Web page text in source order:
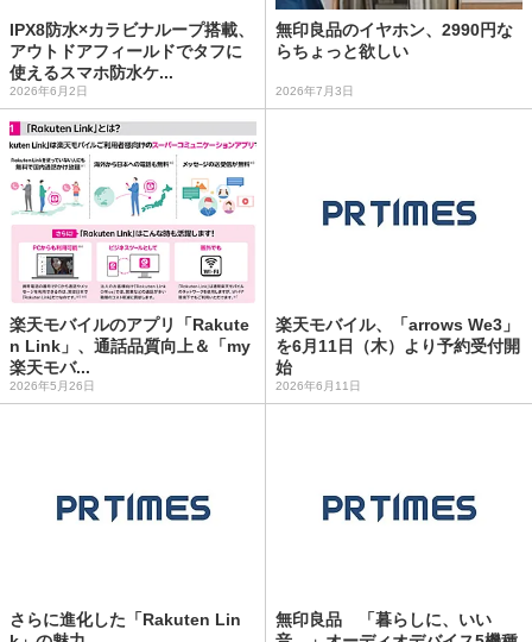
IPX8防水×カラビナループ搭載、
アウトドアフィールドでタフに
使えるスマホ防水ケ...
2026年6月2日
無印良品のイヤホン、2990円な
らちょっと欲しい
2026年7月3日
楽天モバイルのアプリ「Rakute
n Link」、通話品質向上＆「my
楽天モバ...
2026年5月26日
楽天モバイル、「arrows We3」
を6月11日（木）より予約受付開
始
2026年6月11日
さらに進化した「Rakuten Lin
無印良品 「暮らしに、いい